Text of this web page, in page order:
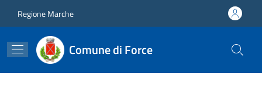
Regione Marche
Comune di Force